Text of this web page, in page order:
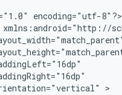
encoding="utf-8"?>